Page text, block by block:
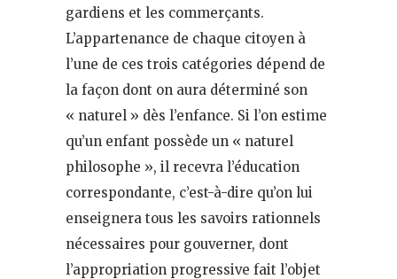
gardiens et les commerçants.
L’appartenance de chaque citoyen à
l’une de ces trois catégories dépend de
la façon dont on aura déterminé son
« naturel » dès l’enfance. Si l’on estime
qu’un enfant possède un « naturel
philosophe », il recevra l’éducation
correspondante, c’est-à-dire qu’on lui
enseignera tous les savoirs rationnels
nécessaires pour gouverner, dont
l’appropriation progressive fait l’objet